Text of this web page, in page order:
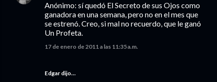
Anónimo: sí quedó El Secreto de sus Ojos como
ganadora en una semana, pero no en el mes que
se estrenó. Creo, si mal no recuerdo, que le ganó
Un Profeta.
17 de enero de 2011 a las 11:35 a.m.
Edgar dijo…